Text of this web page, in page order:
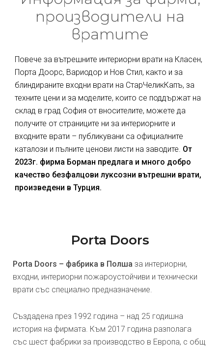
производители на
вратите
Повече за вътрешните интериорни врати на Класен,
Порта Доорс, Вариодор и Нов Стил, както и за
блиндираните входни врати на СтарЧеликКапъ, за
техните цени и за моделите, които се поддържат на
склад в град София от вносителите, можете да
получите от страниците ни за интериорните и
входните врати – публикувани са официалните
каталози и пълните ценови листи на заводите. От
2023г. фирма Борман предлага и много добро
качество безфалцови луксозни вътрешни врати,
произведени в Турция.
Porta Doors
Porta Doors – фабрика в Полша за интериорни,
входни, интериорни пожароустойчиви и технически
врати със специално предназначение.
Създадена през 1992 година – над 25 годишна
история на фирмата. Към 2017 година разполага
със шест фабрики за производство в Европа, с общ